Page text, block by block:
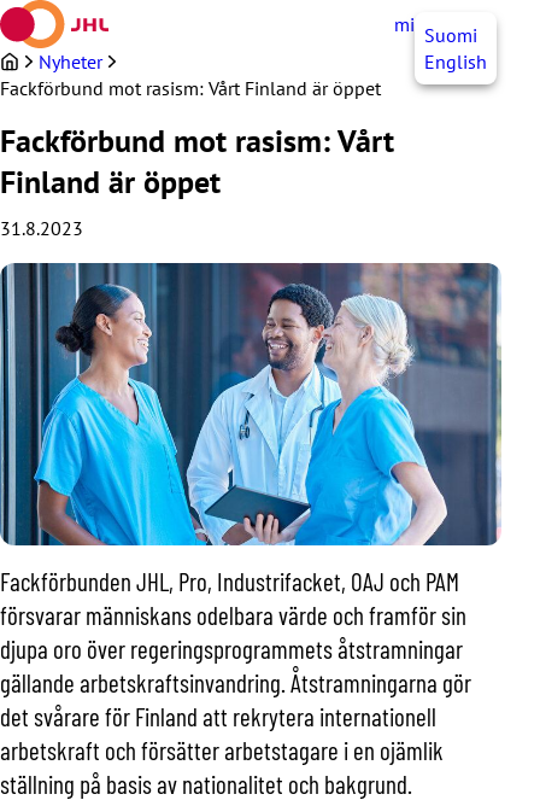
Hoppa
till
innehållet
mittJHL SV
Suomi
English
Nyheter
Fackförbund mot rasism: Vårt Finland är öppet
Fackförbund mot rasism: Vårt
Finland är öppet
31.8.2023
Fackförbunden JHL, Pro, Industrifacket, OAJ och PAM
försvarar människans odelbara värde och framför sin
djupa oro över regeringsprogrammets åtstramningar
gällande arbetskraftsinvandring. Åtstramningarna gör
det svårare för Finland att rekrytera internationell
arbetskraft och försätter arbetstagare i en ojämlik
ställning på basis av nationalitet och bakgrund.